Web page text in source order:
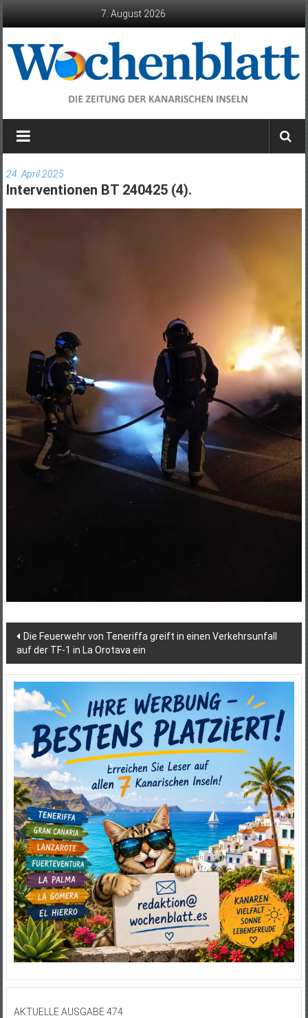
7. August 2026
Wochenblatt
die
der
Kanarischen
Inseln
24. April 2025
Interventionen BT 240425 (4).
Beitragsnavigation
Die Feuerwehr von Teneriffa greift in einen Verkehrsunfall
auf der TF-‌1 in La Orotava ein
AKTUELLE AUSGABE 474